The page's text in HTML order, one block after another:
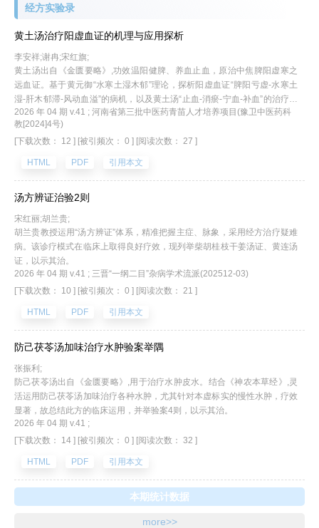
经方实验录
黄土汤治疗阳虚血证的机理与应用探析
李安祥;谢冉;宋红旗;
黄土汤出自《金匮要略》,功效温阳健脾、养血止血，原治中焦脾阳虚寒之
远血证。基于黄元御“水寒土湿木郁”理论，探析阳虚血证“脾阳亏虚-水寒土
湿-肝木郁滞-风动血溢”的病机，以及黄土汤“止血-消瘀-宁血-补血”的治疗路
径，并列举痔疮出血、崩漏、血尿3个案例，以示其治。
2026 年 04 期 v.41 ; 河南省第三批中医药青苗人才培养项目(豫卫中医药科
教[2024]4号)
[下载次数： 12 ] [被引频次： 0 ] [阅读次数： 27 ]
HTML PDF 引用本文
汤方辨证治验2则
宋红丽;胡兰贵;
胡兰贵教授运用“汤方辨证”体系，精准把握主症、脉象，采用经方治疗疑难
病。该诊疗模式在临床上取得良好疗效，现列举柴胡桂枝干姜汤证、黄连汤
证，以示其治。
2026 年 04 期 v.41 ; 三晋“一纲二目”杂病学术流派(202512-03)
[下载次数： 10 ] [被引频次： 0 ] [阅读次数： 21 ]
HTML PDF 引用本文
防己茯苓汤加味治疗水肿验案举隅
张振利;
防己茯苓汤出自《金匮要略》,用于治疗水肿皮水。结合《神农本草经》,灵
活运用防己茯苓汤加味治疗各种水肿，尤其针对本虚标实的慢性水肿，疗效
显著，故总结此方的临床运用，并举验案4则，以示其治。
2026 年 04 期 v.41 ;
[下载次数： 14 ] [被引频次： 0 ] [阅读次数： 32 ]
HTML PDF 引用本文
本期统计数据
more>>